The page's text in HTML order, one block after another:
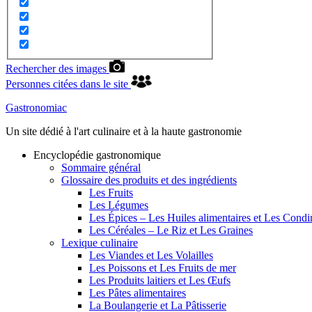
Rechercher des images
Personnes citées dans le site
Gastronomiac
Un site dédié à l'art culinaire et à la haute gastronomie
Encyclopédie gastronomique
Sommaire général
Glossaire des produits et des ingrédients
Les Fruits
Les Légumes
Les Épices – Les Huiles alimentaires et Les
Les Céréales – Le Riz et Les Graines
Lexique culinaire
Les Viandes et Les Volailles
Les Poissons et Les Fruits de mer
Les Produits laitiers et Les Œufs
Les Pâtes alimentaires
La Boulangerie et La Pâtisserie